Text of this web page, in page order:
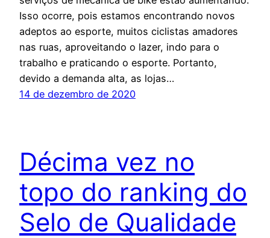
Isso ocorre, pois estamos encontrando novos
adeptos ao esporte, muitos ciclistas amadores
nas ruas, aproveitando o lazer, indo para o
trabalho e praticando o esporte. Portanto,
devido a demanda alta, as lojas…
14 de dezembro de 2020
Décima vez no
topo do ranking do
Selo de Qualidade